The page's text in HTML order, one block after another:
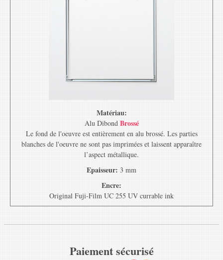
Matériau:
Alu Dibond Brossé
Le fond de l'oeuvre est entièrement en alu brossé. Les parties
blanches de l'oeuvre ne sont pas imprimées et laissent apparaître
l’aspect métallique.
Epaisseur: 3 mm
Encre:
Original Fuji-Film UC 255 UV currable ink
Paiement sécurisé